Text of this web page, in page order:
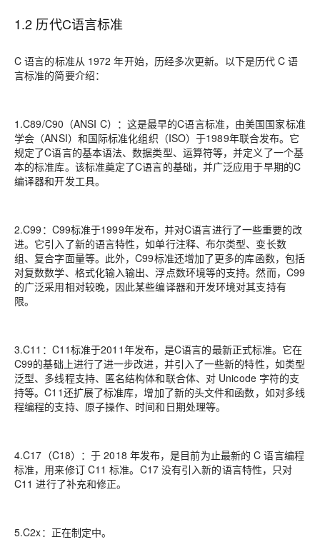
1.2 历代C语言标准
C 语言的标准从 1972 年开始，历经多次更新。以下是历代 C 语
言标准的简要介绍：
1.C89/C90（ANSI C）：这是最早的C语言标准，由美国国家标准
学会（ANSI）和国际标准化组织（ISO）于1989年联合发布。它
规定了C语言的基本语法、数据类型、运算符等，并定义了一个基
本的标准库。该标准奠定了C语言的基础，并广泛应用于早期的C
编译器和开发工具。
2.C99：C99标准于1999年发布，并对C语言进行了一些重要的改
进。它引入了新的语言特性，如单行注释、布尔类型、变长数
组、复合字面量等。此外，C99标准还增加了更多的库函数，包括
对复数数学、格式化输入输出、浮点数环境等的支持。然而，C99
的广泛采用相对较晚，因此某些编译器和开发环境对其支持有
限。
3.C11：C11标准于2011年发布，是C语言的最新正式标准。它在
C99的基础上进行了进一步改进，并引入了一些新的特性，如类型
泛型、多线程支持、匿名结构体和联合体、对 Unicode 字符的支
持等。C11还扩展了标准库，增加了新的头文件和函数，如对多线
程编程的支持、原子操作、时间和日期处理等。
4.C17（C18）：于 2018 年发布，是目前为止最新的 C 语言编程
标准，用来修订 C11 标准。C17 没有引入新的语言特性，只对
C11 进行了补充和修正。
5.C2x：正在制定中。